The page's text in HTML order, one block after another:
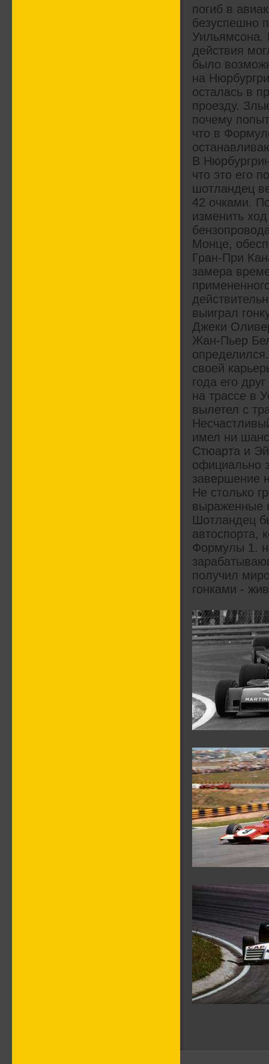
погиб в
безуспешно
Уильямсона.
действия
было
на
осталась в
проезду.
почему
что в
В
что это его
шотландец
42 очками.
изменить
Монце,
Гран-При
замера
выиграл
Джеки
Жан-Пьер
своей
года его
на трассе в
вылетел с
имел ни
Стюарта и
официально
завершение
Не столько
выраженные
Шотландец
автоспорта,
Формулы 1.
получил
гонками -